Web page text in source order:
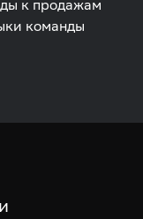
к продажам
команды